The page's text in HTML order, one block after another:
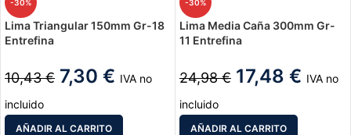
-30%
Lima Triangular 150mm Gr-18
Entrefina
10,43€ 7,30 € IVA no
incluido
AÑADIR AL CARRITO
-30%
Lima Media Caña 300mm Gr-
11 Entrefina
24,98€ 17,48 € IVA no
incluido
AÑADIR AL CARRITO